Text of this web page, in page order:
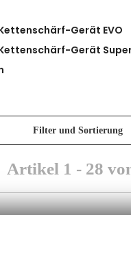
Gerät EVO
Gerät
Filter und Sortierung
Artikel 1 - 28